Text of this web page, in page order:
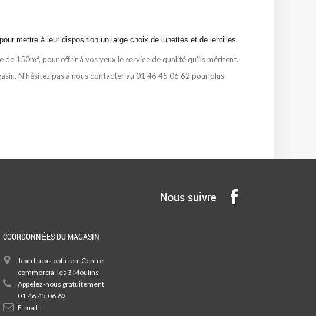
mettre à leur disposition un large choix de lunettes et de lentilles.
de 150m², pour offrir à vos yeux le service de qualité qu'ils méritent.
N'hésitez pas à nous contacter au 01 46 45 06 62 pour plus
Nous suivre
COORDONNÉES DU MAGASIN
Jean Lucas opticien, Centre
commercial les 3 Moulins
Appelez-nous gratuitement
01.46.45.06.62
E-mail :